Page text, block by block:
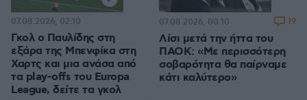
Γκολ ο Παυλίδης στη
εξάρα της Μπενφίκα στη
Χαρτς και μια ανάσα από
τα play-offs του Europa
League, δείτε τα γκολ
07.08.2026, 02:10
Λίσι μετά την ήττα του
ΠΑΟΚ: «Με περισσότερη
σοβαρότητα θα παίρναμε
κάτι καλύτερο»
07.08.2026, 00:10 19